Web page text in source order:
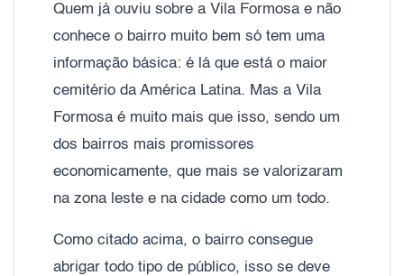
Quem já ouviu sobre a Vila Formosa e não
conhece o bairro muito bem só tem uma
informação básica: é lá que está o maior
cemitério da América Latina. Mas a Vila
Formosa é muito mais que isso, sendo um
dos bairros mais promissores
economicamente, que mais se valorizaram
na zona leste e na cidade como um todo.
Como citado acima, o bairro consegue
abrigar todo tipo de público, isso se deve